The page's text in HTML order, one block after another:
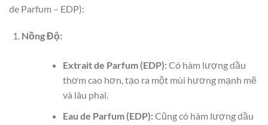
de Parfum – EDP):
Nồng Độ:
Extrait de Parfum (EDP):Có hàm lượng dầu
thơm cao hơn, tạo ra một mùi hương mạnh mẽ
và lâu phai.
Eau de Parfum (EDP):Cũng có hàm lượng dầu